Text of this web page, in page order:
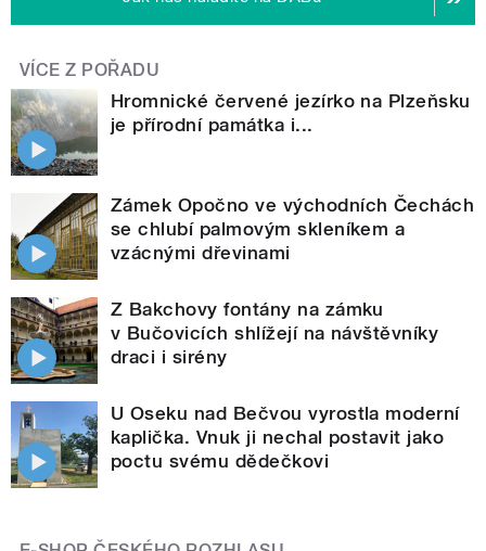
VÍCE Z POŘADU
Hromnické červené jezírko na Plzeňsku
je přírodní památka i...
Zámek Opočno ve východních Čechách
se chlubí palmovým skleníkem a
vzácnými dřevinami
Z Bakchovy fontány na zámku
v Bučovicích shlížejí na návštěvníky
draci i sirény
U Oseku nad Bečvou vyrostla moderní
kaplička. Vnuk ji nechal postavit jako
poctu svému dědečkovi